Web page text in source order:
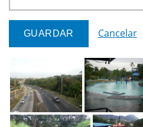
Cancelar